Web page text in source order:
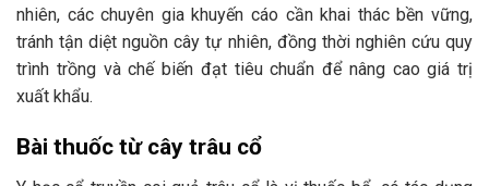
nhiên, các chuyên gia khuyến cáo cần khai thác bền vững,
tránh tận diệt nguồn cây tự nhiên, đồng thời nghiên cứu quy
trình trồng và chế biến đạt tiêu chuẩn để nâng cao giá trị
xuất khẩu.
Bài thuốc từ cây trâu cổ